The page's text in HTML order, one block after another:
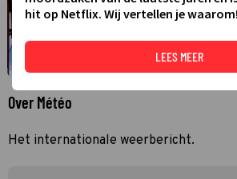
Over Météo
Het internationale weerbericht.
hit op Netflix. Wij vertellen je waarom!
LEES MEER